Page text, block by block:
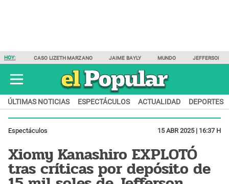
HOY: CASO LIZETH MARZANO JAIME BAYLY MUNDO JEFFERSON
ÚLTIMAS NOTICIAS ESPECTÁCULOS ACTUALIDAD DEPORTES
Espectáculos 15 ABR 2025 | 16:37 H
Xiomy Kanashiro EXPLOTÓ
tras críticas por depósito de